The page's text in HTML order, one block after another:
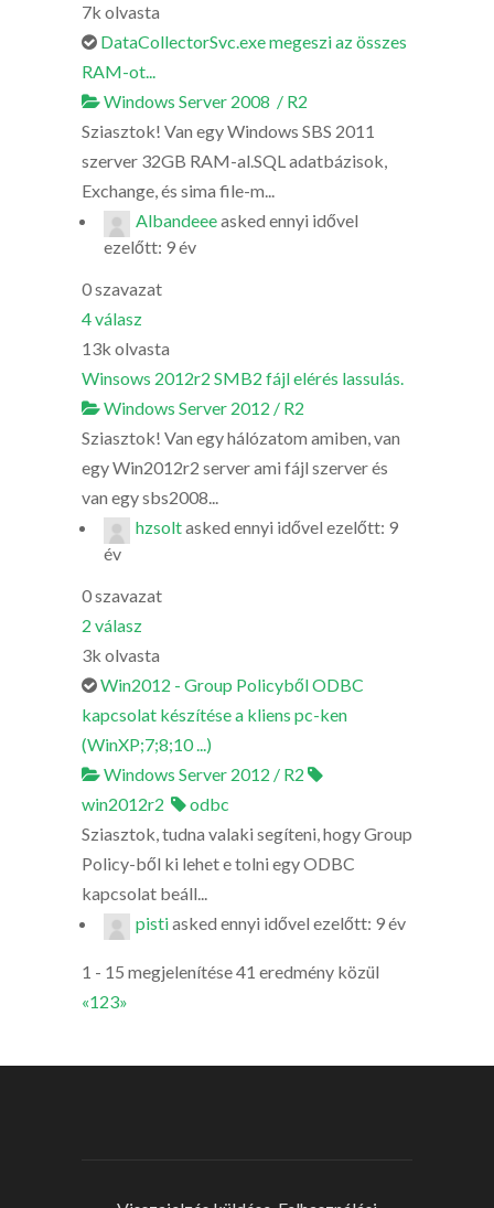
7k olvasta
DataCollectorSvc.exe megeszi az összes
RAM-ot...
Windows Server 2008 / R2
Sziasztok! Van egy Windows SBS 2011
szerver 32GB RAM-al.SQL adatbázisok,
Exchange, és sima file-m...
Albandeeeasked ennyi idővel
ezelőtt: 9 év
0szavazat
4válasz
13k olvasta
Winsows 2012r2 SMB2 fájl elérés lassulás.
Windows Server 2012 / R2
Sziasztok! Van egy hálózatom amiben, van
egy Win2012r2 server ami fájl szerver és
van egy sbs2008...
hzsoltasked ennyi idővel ezelőtt: 9
év
0szavazat
2 válasz
3k olvasta
Win2012 - Group Policyből ODBC
kapcsolat készítése a kliens pc-ken
(WinXP;7;8;10 ...)
Windows Server 2012 / R2
win2012r2
odbc
Sziasztok, tudna valaki segíteni, hogy Group
Policy-ből ki lehet e tolni egy ODBC
kapcsolat beáll...
pistiasked ennyi idővel ezelőtt: 9 év
1 - 15 megjelenítése 41 eredmény közül
«123»